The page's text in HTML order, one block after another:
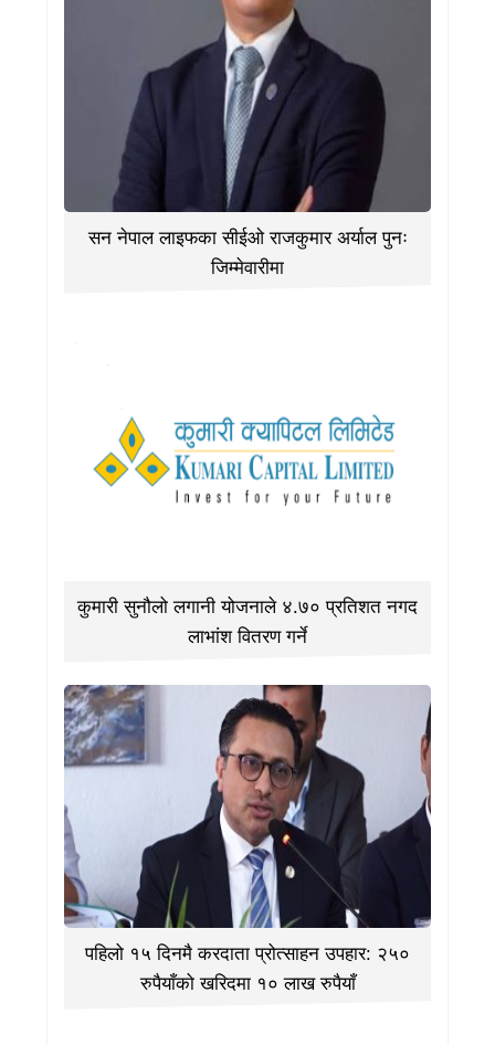
सन नेपाल लाइफका सीईओ राजकुमार अर्याल पुनः
जिम्मेवारीमा
कुमारी सुनौलो लगानी योजनाले ४.७० प्रतिशत नगद
लाभांश वितरण गर्ने
पहिलो १५ दिनमै करदाता प्रोत्साहन उपहार: २५०
रुपैयाँको खरिदमा १० लाख रुपैयाँ